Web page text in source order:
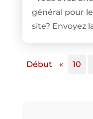
général pour
site? Envoyez
Début « 10